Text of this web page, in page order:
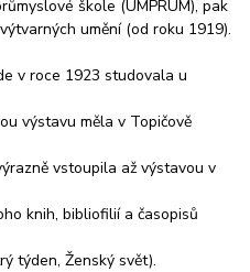
škole (UMPRUM), pak
umění (od roku 1919).
v roce 1923 studovala u
výstavu měla v Topičově
vstoupila až výstavou v
knih, bibliofilií a časopisů
týden, Ženský svět).